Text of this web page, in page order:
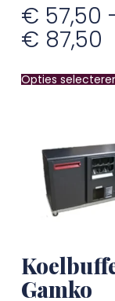
€ 57,50
€ 87,50
Opties
Gamko